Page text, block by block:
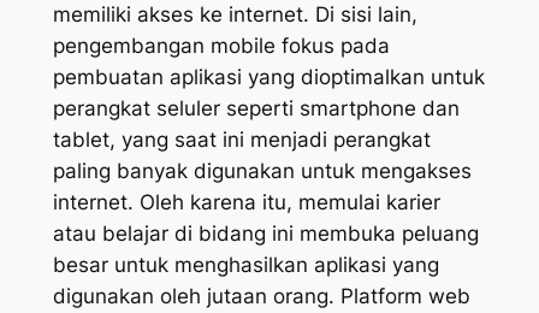
memiliki akses ke internet. Di sisi lain,
pengembangan mobile fokus pada
pembuatan aplikasi yang dioptimalkan untuk
perangkat seluler seperti smartphone dan
tablet, yang saat ini menjadi perangkat
paling banyak digunakan untuk mengakses
internet. Oleh karena itu, memulai karier
atau belajar di bidang ini membuka peluang
besar untuk menghasilkan aplikasi yang
digunakan oleh jutaan orang. Platform web